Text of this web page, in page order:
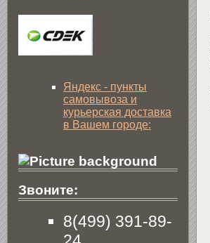
Яндекс - пункты
самовывоза и
курьерская доставка
в Вашем городе:
Звоните:
8(499) 391-89-